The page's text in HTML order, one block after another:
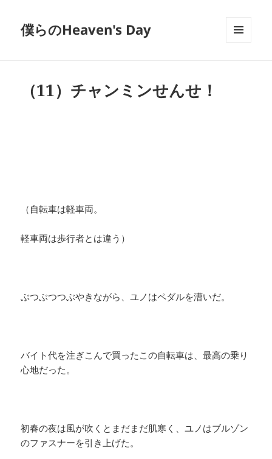
僕らのHeaven's Day
（11）チャンミンせんせ！
（自転車は軽車両。
軽車両は歩行者とは違う）
ぶつぶつつぶやきながら、ユノはペダルを漕いだ。
バイト代を注ぎこんで買ったこの自転車は、最高の乗り
心地だった。
初春の夜は風が吹くとまだまだ肌寒く、ユノはブルゾン
のファスナーを引き上げた。